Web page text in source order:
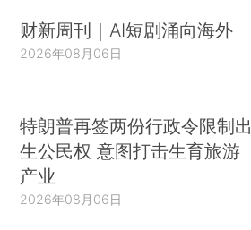
财新周刊｜AI短剧涌向海外
2026年08月06日
特朗普再签两份行政令限制出
生公民权 意图打击生育旅游
产业
2026年08月06日